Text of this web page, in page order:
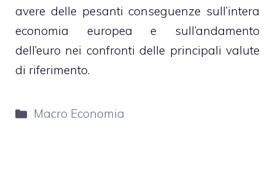
avere delle pesanti conseguenze sull’intera
economia europea e sull’andamento
dell’euro nei confronti delle principali valute
di riferimento.
Categorie
Macro Economia